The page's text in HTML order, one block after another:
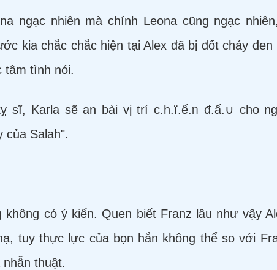
ngạc nhiên mà chính Leona cũng ngạc
kia chắc chắc hiện tại Alex đã bị đốt cháy
tâm tình nói.
sĩ, Karla sẽ an bài vị trí c.h.ï.ế.ᥒ đ.ấ.∪ cho
của Salah".
không có ý kiến. Quen biết Franz lâu như vậy
tuy thực lực của bọn hắn không thể so với
thuật.